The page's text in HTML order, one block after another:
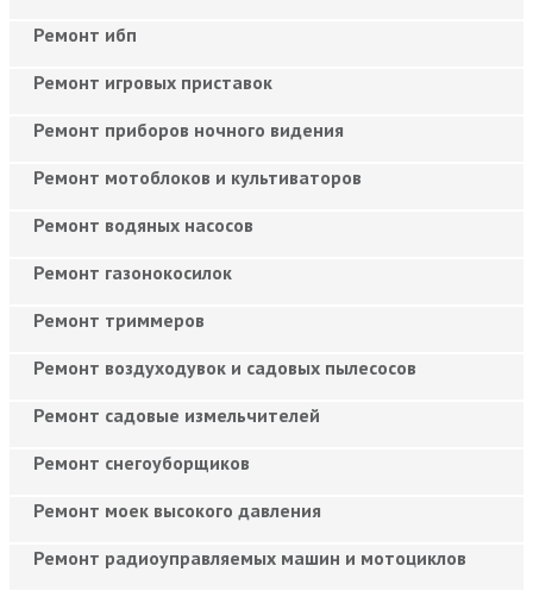
Ремонт ибп
Ремонт игровых приставок
Ремонт приборов ночного видения
Ремонт мотоблоков и культиваторов
Ремонт водяных насосов
Ремонт газонокосилок
Ремонт триммеров
Ремонт воздуходувок и садовых пылесосов
Ремонт садовые измельчителей
Ремонт снегоуборщиков
Ремонт моек высокого давления
Ремонт радиоуправляемых машин и мотоциклов